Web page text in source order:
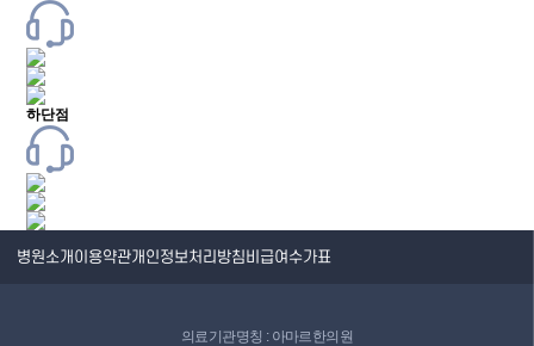
하단점
병원소개이용약관개인정보처리방침비급여수가표
의료기관명칭 : 아마르한의원